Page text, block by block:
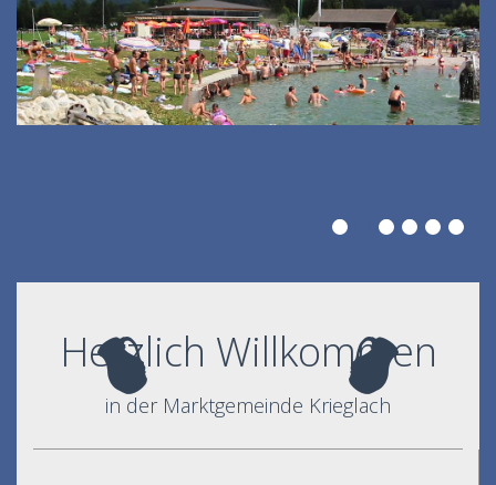
Herzlich Willkommen
in der Marktgemeinde Krieglach